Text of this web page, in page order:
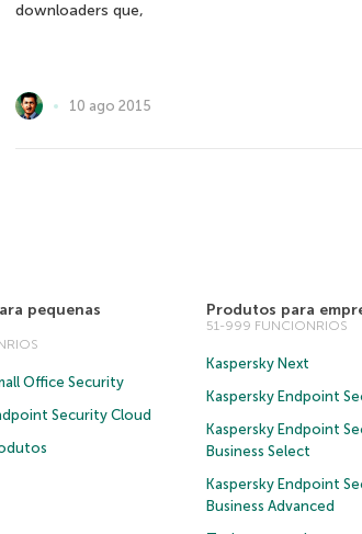
downloaders que,
10 ago 2015
pequenas
Office Security
Security Cloud
Produtos para
51-999 FUNCIONRIOS
Kaspersky Next
Kaspersky Endpoint
Kaspersky Endpoint
Business Select
Kaspersky Endpoint
Business Advanced